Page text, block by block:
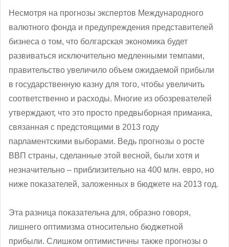
Несмотря на прогнозы экспертов Международного
валютного фонда и предупреждения представителей
бизнеса о том, что болгарская экономика будет
развиваться исключительно медленными темпами,
правительство увеличило объем ожидаемой прибыли
в государственную казну для того, чтобы увеличить
соответственно и расходы. Многие из обозревателей
утверждают, что это просто предвыборная приманка,
связанная с предстоящими в 2013 году
парламентскими выборами. Ведь прогнозы о росте
ВВП страны, сделанные этой весной, были хотя и
незначительно – приблизительно на 400 млн. евро, но
ниже показателей, заложенных в бюджете на 2013 год.
Эта разница показательна для, образно говоря,
лишнего оптимизма относительно бюджетной
прибыли. Слишком оптимистичны также прогнозы о